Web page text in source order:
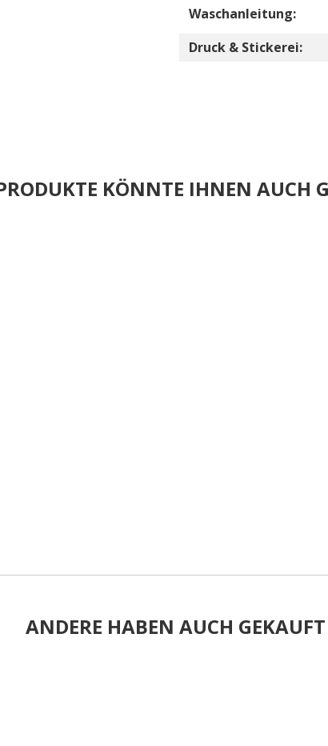
Waschanleitung:
Druck & Stickerei:
KÖNNTE IHNEN AUCH
ANDERE HABEN AUCH GEKAUFT